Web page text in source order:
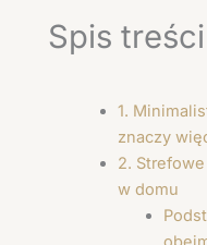
Spis treści
1.
znaczy
2.
w domu